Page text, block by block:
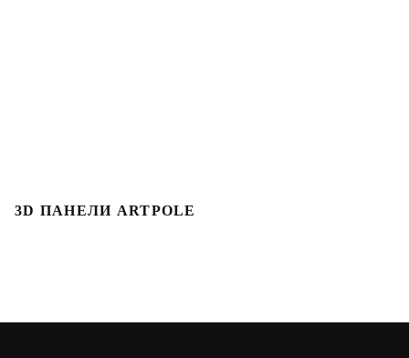
3D ПАНЕЛИ ARTPOLE